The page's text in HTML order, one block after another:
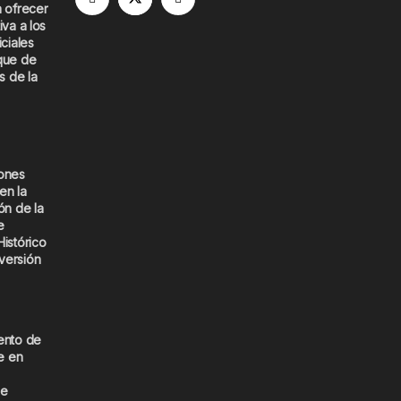
ofrecer
a los
de
de la
la
de la
de
en